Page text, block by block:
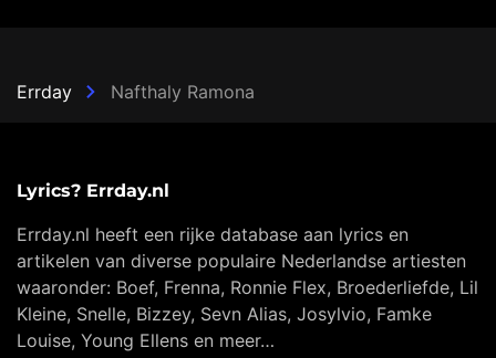
Errday Nafthaly Ramona
Lyrics? Errday.nl
Errday.nl heeft een rijke database aan lyrics en
artikelen van diverse populaire Nederlandse artiesten
waaronder: Boef, Frenna, Ronnie Flex, Broederliefde, Lil
Kleine, Snelle, Bizzey, Sevn Alias, Josylvio, Famke
Louise, Young Ellens en meer…